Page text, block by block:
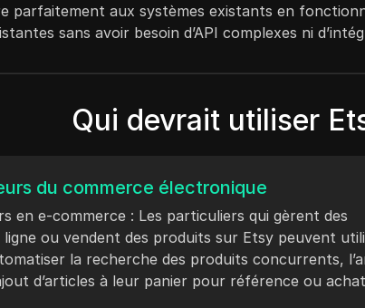
parfaitement aux systèmes existants en
sans avoir besoin d’API complexes ni
Qui devrait utiliser
du commerce électronique
en e-commerce : Les particuliers qui gèrent des
ligne ou vendent des produits sur Etsy peuvent
la recherche des produits concurrents,
d’articles à leur panier pour référence ou